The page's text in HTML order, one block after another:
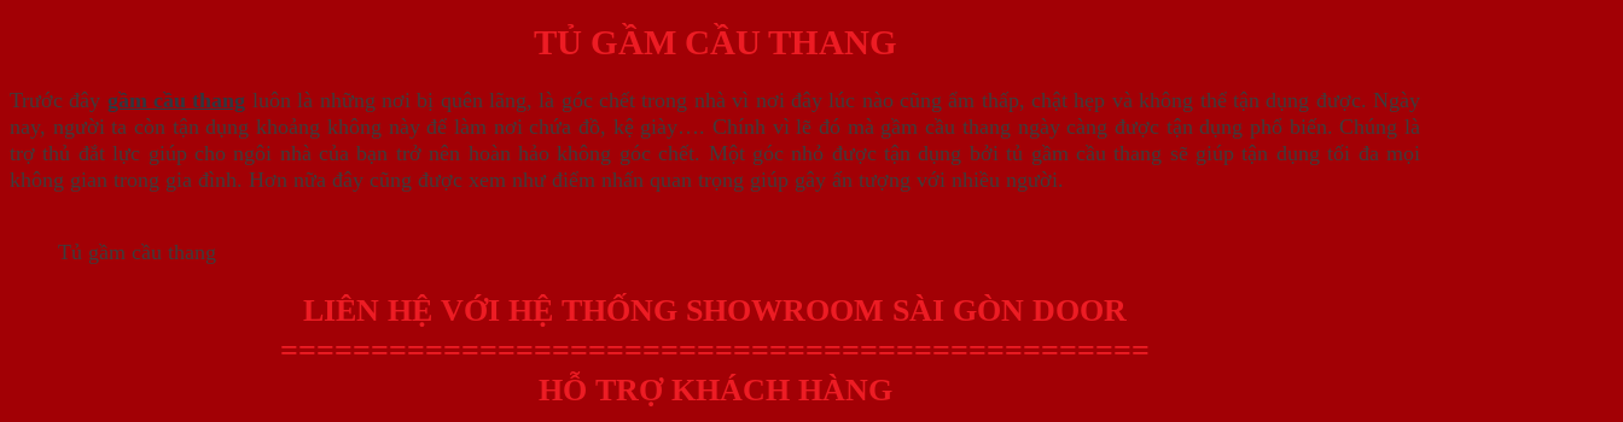
TỦ GẦM CẦU THANG
Trước đây gầm cầu thang luôn là những nơi bị quên lãng, là góc chết trong nhà vì nơi đây lúc nào cũng ẩm thấp, chật hẹp và không thể tận dụng được. Ngày
nay, người ta còn tận dụng khoảng không này để làm nơi chứa đồ, kệ giày…. Chính vì lẽ đó mà gầm cầu thang ngày càng được tận dụng phổ biến. Chúng là
trợ thủ đắt lực giúp cho ngôi nhà của bạn trở nên hoàn hảo không góc chết. Một góc nhỏ được tận dụng bởi tủ gầm cầu thang sẽ giúp tận dụng tối đa mọi
không gian trong gia đình. Hơn nữa đây cũng được xem như điểm nhấn quan trọng giúp gây ấn tượng với nhiều người.
Tủ gầm cầu thang
LIÊN HỆ VỚI HỆ THỐNG SHOWROOM SÀI GÒN DOOR
================================================
HỖ TRỢ KHÁCH HÀNG